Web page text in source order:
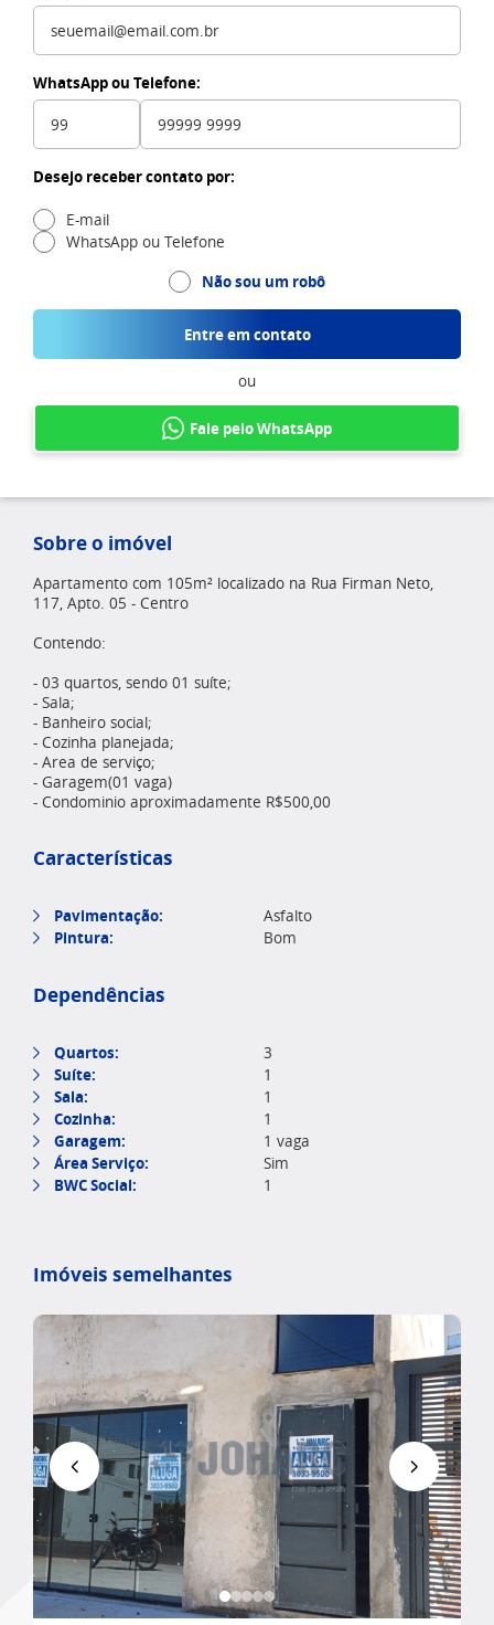
WhatsApp ou Telefone:
Desejo receber contato por:
E-mail
WhatsApp ou Telefone
Não sou um robô
Entre em contato
ou
Fale pelo WhatsApp
Sobre o imóvel
Apartamento com 105m² localizado na Rua Firman Neto,
117, Apto. 05 - Centro
Contendo:
- 03 quartos, sendo 01 suíte;
- Sala;
- Banheiro social;
- Cozinha planejada;
- Area de serviço;
- Garagem(01 vaga)
- Condominio aproximadamente R$500,00
Características
Pavimentação: Asfalto
Pintura: Bom
Dependências
Quartos: 3
Suíte: 1
Sala: 1
Cozinha: 1
Garagem: 1 vaga
Área Serviço: Sim
BWC Social: 1
Imóveis semelhantes
Favoritar